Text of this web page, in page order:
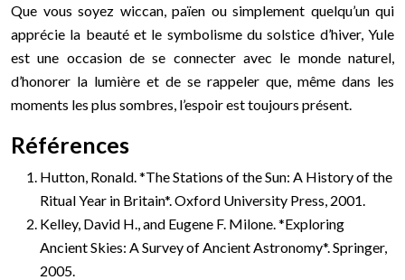
Que vous soyez wiccan, païen ou simplement quelqu’un qui
apprécie la beauté et le symbolisme du solstice d’hiver, Yule
est une occasion de se connecter avec le monde naturel,
d’honorer la lumière et de se rappeler que, même dans les
moments les plus sombres, l’espoir est toujours présent.
Références
Hutton, Ronald. *The Stations of the Sun: A History of the
Ritual Year in Britain*. Oxford University Press, 2001.
Kelley, David H., and Eugene F. Milone. *Exploring
Ancient Skies: A Survey of Ancient Astronomy*. Springer,
2005.